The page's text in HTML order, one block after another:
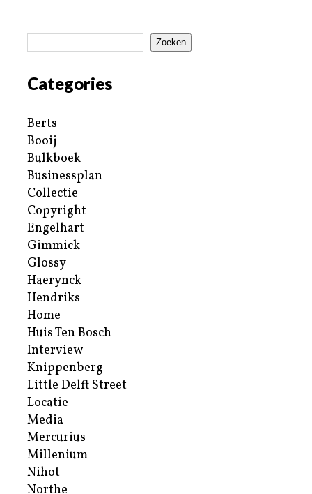
Zoeken
Categories
Berts
Booij
Bulkboek
Businessplan
Collectie
Copyright
Engelhart
Gimmick
Glossy
Haerynck
Hendriks
Home
Huis Ten Bosch
Interview
Knippenberg
Little Delft Street
Locatie
Media
Mercurius
Millenium
Nihot
Northe